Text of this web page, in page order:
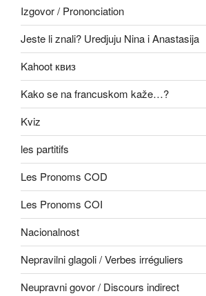
Izgovor / Prononciation
Jeste li znali? Uredjuju Nina i Anastasija
Kahoot квиз
Kako se na francuskom kaže…?
Kviz
les partitifs
Les Pronoms COD
Les Pronoms COI
Nacionalnost
Nepravilni glagoli / Verbes irréguliers
Neupravni govor / Discours indirect